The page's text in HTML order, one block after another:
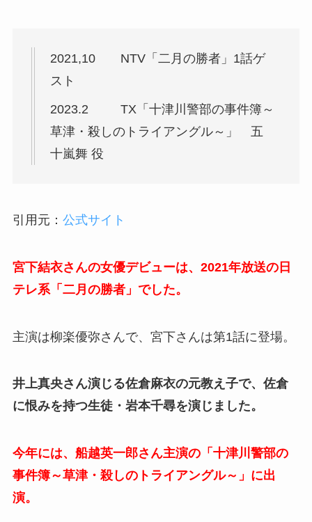
2021,10 NTV「二月の勝者」1話ゲ
スト
2023.2 TX「十津川警部の事件簿～
草津・殺しのトライアングル～」 五
十嵐舞 役
引用元： 公式サイト
宮下結衣さんの女優デビューは、2021年放送の日
テレ系「二月の勝者」でした。
主演は柳楽優弥さんで、宮下さんは第1話に登場。
井上真央さん演じる佐倉麻衣の元教え子で、佐倉
に恨みを持つ生徒・岩本千尋を演じました。
今年には、船越英一郎さん主演の「十津川警部の
事件簿～草津・殺しのトライアングル～」に出
演。